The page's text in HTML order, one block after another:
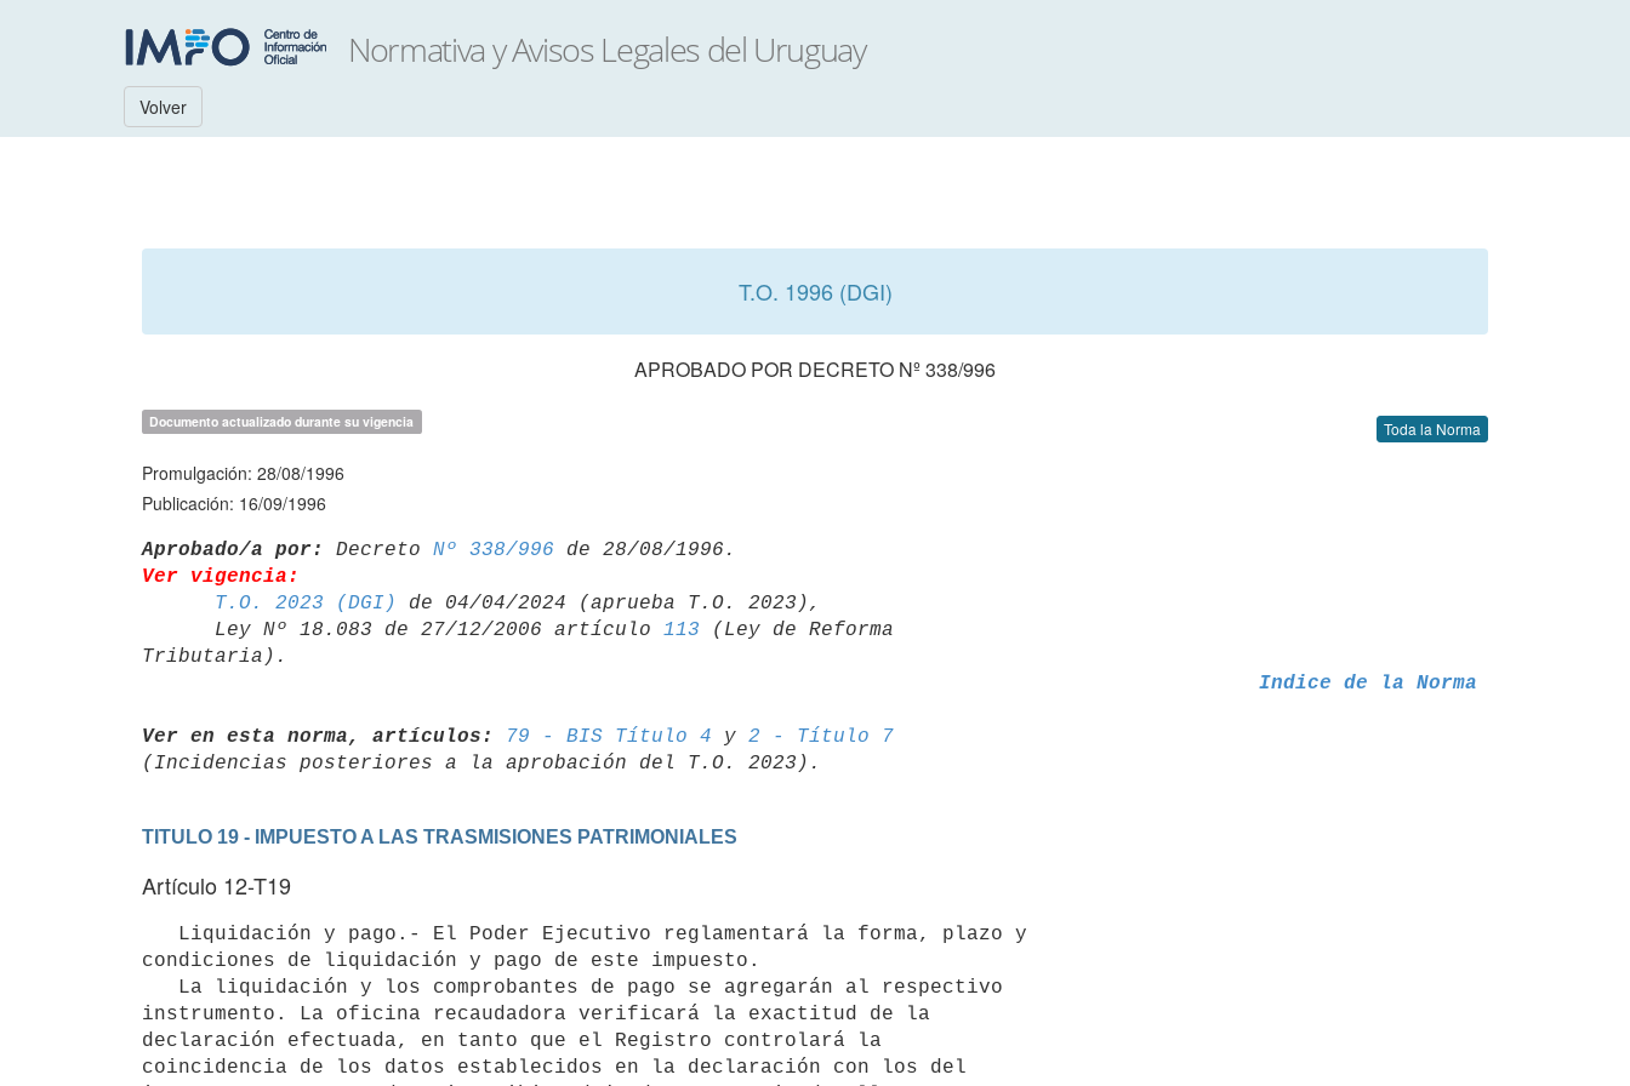
Volver
T.O. 1996 (DGI)
APROBADO POR DECRETO Nº 338/996
Documento actualizado durante su vigencia Toda la Norma
Promulgación: 28/08/1996
Publicación: 16/09/1996
Aprobado/a por: Decreto Nº 338/996
Ver vigencia:
T.O. 2023 (DGI)
de 04/04/2024 (aprueba T.O. 2023),
      Ley Nº 18.083 de 27/12/2006 artículo
113 (Ley de Reforma
Indice de la Norma
Ver en esta norma, artículos: 79 - BIS Título 4 y 2 - Título 7
TITULO 19 - IMPUESTO A LAS TRASMISIONES PATRIMONIALES
Artículo 12-T19
condiciones de liquidación y pago de este impuesto.
instrumento. La oficina recaudadora verificará la exactitud de la
declaración efectuada, en tanto que el Registro controlará la
coincidencia de los datos establecidos en la declaración con los del